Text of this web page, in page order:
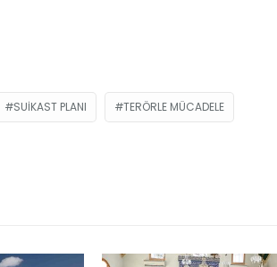
SUIKAST PLANI TERÖRLE MÜCADELE